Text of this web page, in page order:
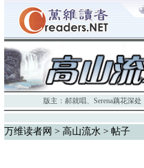
版主： 郝就唱、 Serena藕花深处
万维读者网 > 高山流水 > 帖子